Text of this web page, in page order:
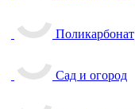
Поликарбонат
Сад и огород